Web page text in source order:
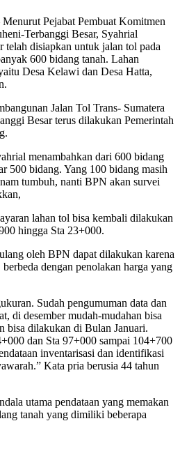
Pejabat Pembuat Komitmen
Terbanggi Besar, Syahrial
disiapkan untuk jalan tol pada
600 bidang tanah. Lahan
Desa Kelawi dan Desa Hatta,
Jalan Tol Trans- Sumatera
Besar terus dilakukan Pemerintah
menambahkan dari 600 bidang
500 bidang. Yang 100 bidang masih
tumbuh, nanti BPN akan survei
lahan tol bisa kembali dilakukan
hingga Sta 23+000.
oleh BPN dapat dilakukan karena
dengan penolakan harga yang
Sudah pengumuman data dan
di desember mudah-mudahan bisa
bisa dilakukan di Bulan Januari.
dan Sta 97+000 sampai 104+700
inventarisasi dan identifikasi
Kata pria berusia 44 tahun
utama pendataan yang memakan
tanah yang dimiliki beberapa